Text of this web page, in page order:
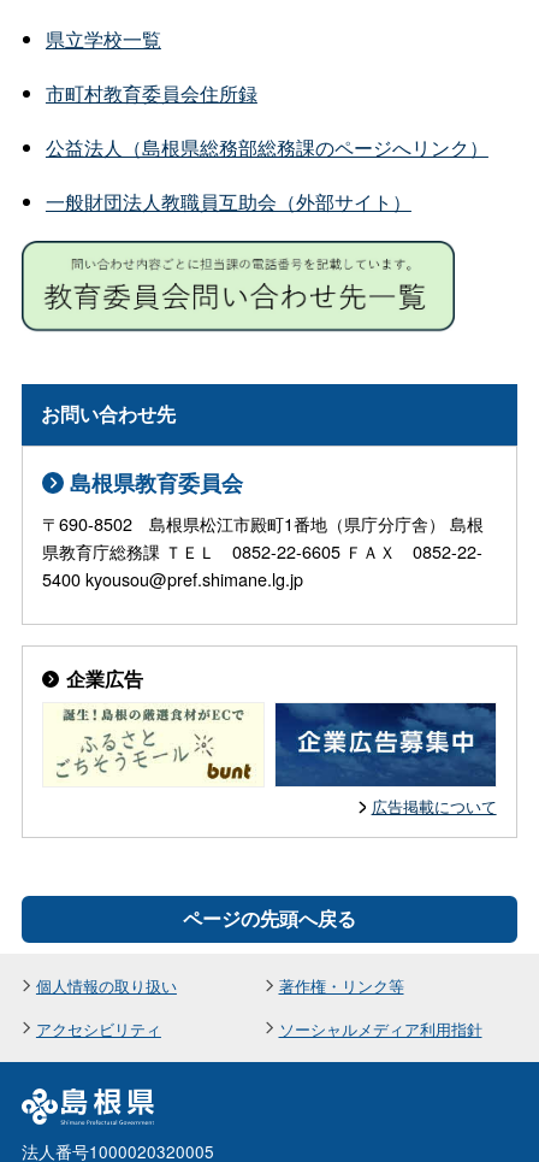
県立学校一覧
市町村教育委員会住所録
公益法人（島根県総務部総務課のページへリンク）
一般財団法人教職員互助会（外部サイト）
お問い合わせ先
島根県教育委員会
〒690-8502 島根県松江市殿町1番地（県庁分庁舎） 島根
県教育庁総務課 ＴＥＬ 0852-22-6605 ＦＡＸ 0852-22-
5400 kyousou@pref.shimane.lg.jp
企業広告
広告掲載について
ページの先頭へ戻る
個人情報の取り扱い
著作権・リンク等
アクセシビリティ
ソーシャルメディア利用指針
法人番号1000020320005